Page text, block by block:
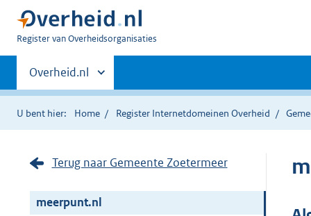
U
Register van Overheidsorganisaties
Primaire
navigatie
Andere
sites
binnen
Overheid.nl
U bent hier: Home Register Internetdomeinen Overheid
Terug naar Gemeente Zoetermeer
meerpunt.nl